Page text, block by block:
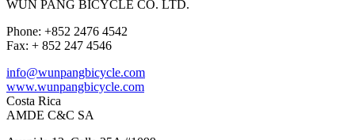
WUN PANG BICYCLE CO. LTD.
Phone: +852 2476 4542
Fax: + 852 247 4546
info@wunpangbicycle.com
www.wunpangbicycle.com
Costa Rica
AMDE C&C SA